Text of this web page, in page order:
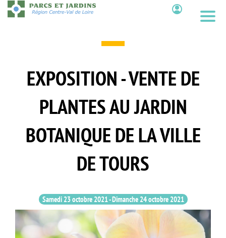
Aller
au
EXPOSITION - VENTE DE
PLANTES AU JARDIN
BOTANIQUE DE LA VILLE
DE TOURS
Samedi 23 octobre 2021-Dimanche 24 octobre 2021